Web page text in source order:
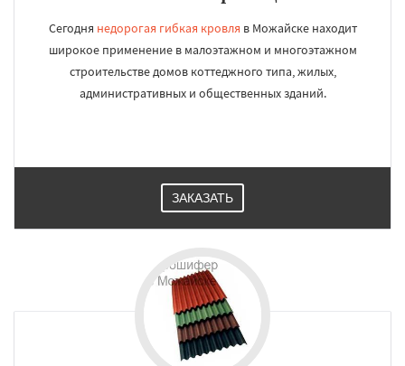
Сегодня недорогая гибкая кровля в Можайске находит
широкое применение в малоэтажном и многоэтажном
строительстве домов коттеджного типа, жилых,
административных и общественных зданий.
ЗАКАЗАТЬ